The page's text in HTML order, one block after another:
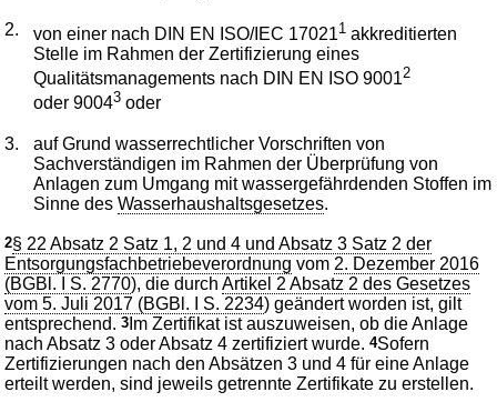
2. von einer nach DIN EN ISO/IEC 170211 akkreditierten
Stelle im Rahmen der Zertifizierung eines
Qualitätsmanagements nach DIN EN ISO 90012
oder 90043 oder
3.
auf Grund wasserrechtlicher Vorschriften von
Sachverständigen im Rahmen der Überprüfung von
Anlagen zum Umgang mit wassergefährdenden Stoffen im
Sinne desWasserhaushaltsgesetzes.
2§ 22 Absatz 2 Satz 1, 2 und 4 und Absatz 3 Satz 2 der
Entsorgungsfachbetriebeverordnung vom 2. Dezember 2016
(BGBl. I S. 2770), die durchArtikel 2 Absatz 2 des Gesetzes
vom 5. Juli 2017 (BGBl. I S. 2234) geändert worden ist, gilt
entsprechend.3 Im Zertifikat ist auszuweisen, ob die Anlage
nach Absatz 3 oder Absatz 4 zertifiziert wurde.4Sofern
Zertifizierungen nach den Absätzen 3 und 4 für eine Anlage
erteilt werden, sind jeweils getrennte Zertifikate zu erstellen.